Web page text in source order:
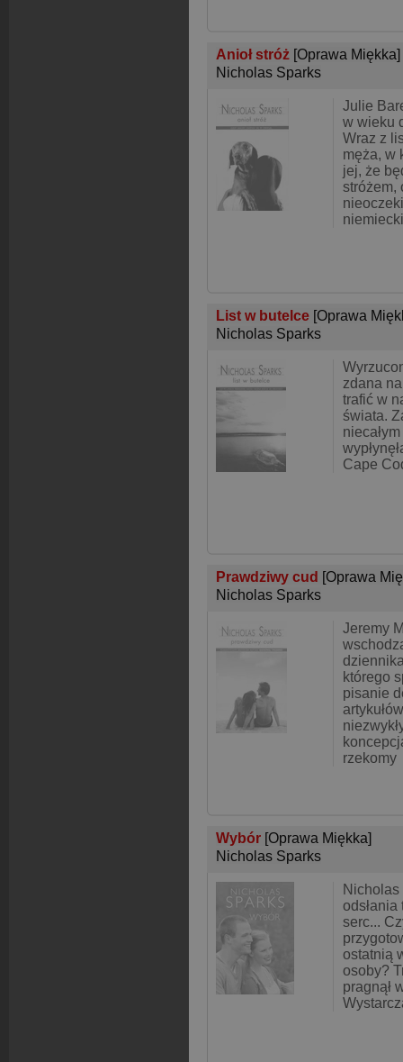
Anioł stróż [Oprawa Miękka]
Nicholas Sparks
Julie
w wieku
Wraz z
męża, w
jej, że
stróżem,
List w butelce [Oprawa
Nicholas Sparks
zdana
trafić w
świata.
Cape
Prawdziwy cud [Oprawa
Nicholas Sparks
Jeremy
którego
pisanie
rzekomy
Wybór [Oprawa Miękka]
Nicholas Sparks
serc...
ostatnią
osoby?
pragnął